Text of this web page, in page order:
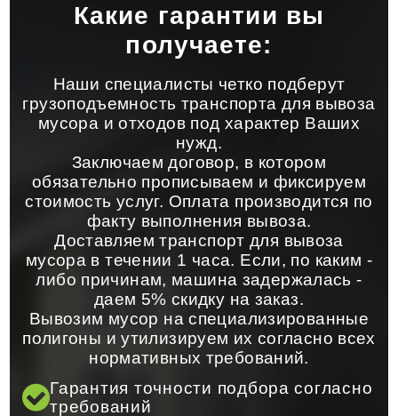
Какие гарантии вы
получаете:
Наши специалисты четко подберут
грузоподъемность транспорта для вывоза
мусора и отходов под характер Ваших
нужд.
Заключаем договор, в котором
обязательно прописываем и фиксируем
стоимость услуг. Оплата производится по
факту выполнения вывоза.
Доставляем транспорт для вывоза
мусора в течении 1 часа. Если, по каким -
либо причинам, машина задержалась -
даем 5% скидку на заказ.
Вывозим мусор на специализированные
полигоны и утилизируем их согласно всех
нормативных требований.
Гарантия точности подбора согласно
требований